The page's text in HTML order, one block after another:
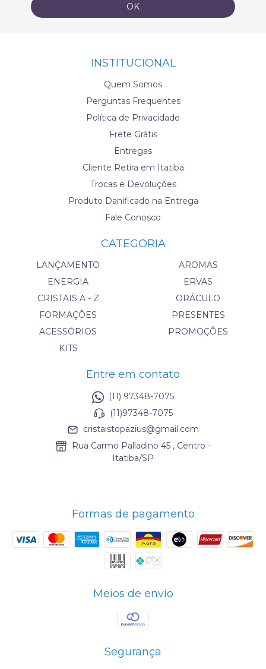
INSTITUCIONAL
Quem Somos
Perguntas Frequentes
Política de Privacidade
Frete Grátis
Entregas
Cliente Retira em Itatiba
Trocas e Devoluções
Produto Danificado na Entrega
Fale Conosco
CATEGORIA
LANÇAMENTO
ENERGIA
CRISTAIS A - Z
FORMAÇÕES
ACESSÓRIOS
KITS
AROMAS
ERVAS
ORÁCULO
PRESENTES
PROMOÇÕES
Entre em contato
(11) 97348-7075
(11)97348-7075
cristaistopazius@gmail.com
Rua Carmo Palladino 45 , Centro -
Itatiba/SP
Formas de pagamento
Meios de envio
Segurança